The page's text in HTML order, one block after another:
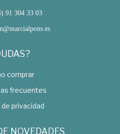
91 304 33 03
comprar
frecuentes
privacidad
NOVEDADES